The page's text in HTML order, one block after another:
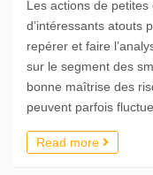
Les actions de
d’intéressants atouts
repérer et faire
sur le segment des
bonne maîtrise des
peuvent parfois
Read more